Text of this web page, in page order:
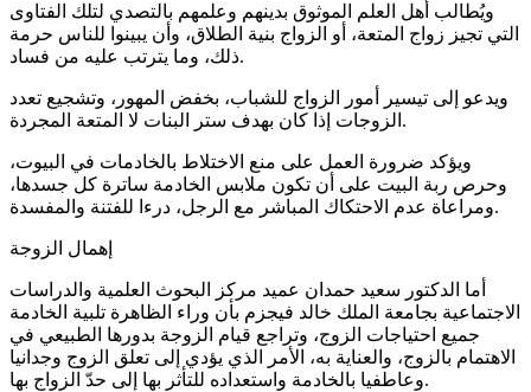
ويُطالب أهل العلم الموثوق بدينهم وعلمهم بالتصدي لتلك الفتاوى
التي تجيز زواج المتعة، أو الزواج بنية الطلاق، وأن يبينوا للناس حرمة
ذلك، وما يترتب عليه من فساد.
ويدعو إلى تيسير أمور الزواج للشباب، بخفض المهور، وتشجيع تعدد
الزوجات إذا كان بهدف ستر البنات لا المتعة المجردة.
ويؤكد ضرورة العمل على منع الاختلاط بالخادمات في البيوت،
وحرص ربة البيت على أن تكون ملابس الخادمة ساترة كل جسدها،
ومراعاة عدم الاحتكاك المباشر مع الرجل، درءا للفتنة والمفسدة.
إهمال الزوجة
أما الدكتور سعيد حمدان عميد مركز البحوث العلمية والدراسات
الاجتماعية بجامعة الملك خالد فيجزم بأن وراء الظاهرة تلبية الخادمة
جميع احتياجات الزوج، وتراجع قيام الزوجة بدورها الطبيعي في
الاهتمام بالزوج، والعناية به، الأمر الذي يؤدي إلى تعلق الزوج وجدانيا
وعاطفيا بالخادمة واستعداده للتأثر بها إلى حدّ الزواج بها.